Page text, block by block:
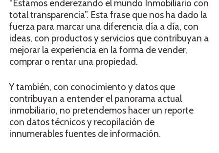
“Estamos enderezando el mundo Inmobiliario con
total transparencia”. Esta frase que nos ha dado la
fuerza para marcar una diferencia día a día, con
ideas, con productos y servicios que contribuyan a
mejorar la experiencia en la forma de vender,
comprar o rentar una propiedad.
Y también, con conocimiento y datos que
contribuyan a entender el panorama actual
inmobiliario, no pretendemos hacer un reporte
con datos técnicos y recopilación de
innumerables fuentes de información.